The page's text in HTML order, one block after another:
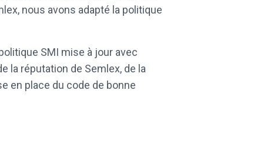
nous avons adapté la politique
SMI mise à jour avec
la réputation de Semlex, de la
en place du code de bonne